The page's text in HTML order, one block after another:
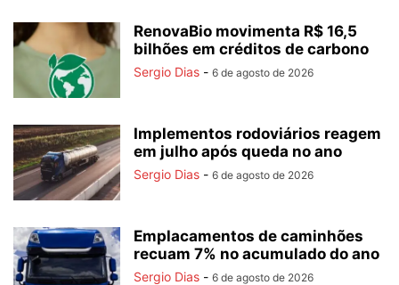
RenovaBio movimenta R$ 16,5
bilhões em créditos de carbono
Sergio Dias - 6 de agosto de 2026
Implementos rodoviários reagem
em julho após queda no ano
Sergio Dias - 6 de agosto de 2026
Emplacamentos de caminhões
recuam 7% no acumulado do ano
Sergio Dias - 6 de agosto de 2026